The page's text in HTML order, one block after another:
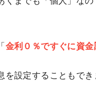
金利０％ですぐに資
を設定することもで